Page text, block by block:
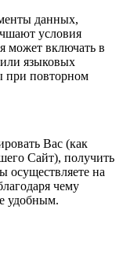
данных,
условия
может включать в
языковых
при повторном
Вас (как
Сайт), получить
осуществляете на
чему
удобным.